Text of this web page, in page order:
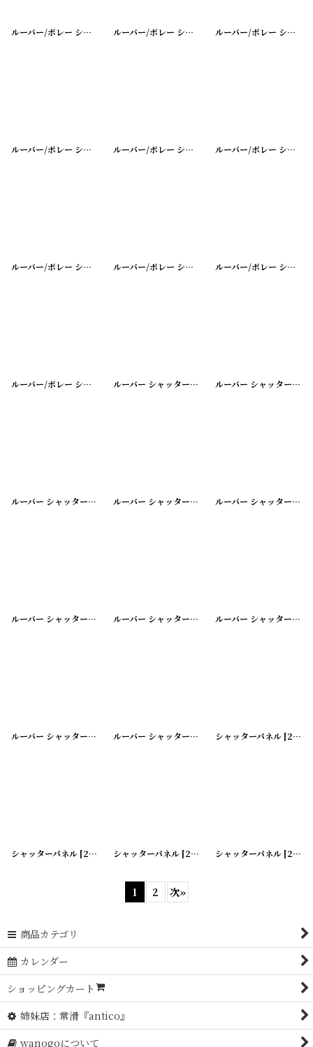
ルーバー/ボレー シャッター [20200401-2] ルーバー/ボレー シャッター [20200401-3] ルーバー/ボレー シャッター
ルーバー/ボレー シャッター [20200401-5] ルーバー/ボレー シャッター [20200401-6] ルーバー/ボレー シャッター
ルーバー/ボレー シャッター [20200401-8] ルーバー/ボレー シャッター [20200401-9] ルーバー/ボレー シャッター
ルーバー/ボレー シャッター [20200401-11] ルーバー シャッター
[20200331-10 ] ルーバー シャッター
[
ルーバー シャッター
[20200331-12 ] ルーバー シャッター
[20200331-13 ] ルーバー シャッター
[
ルーバー シャッター
[20200331-15 ] ルーバー シャッター
[20200331-16 ] ルーバー シャッター
[
ルーバー シャッター
[20200331-7] ルーバー シャッター
[20200331-8]
シャッターパネル [20200331-1
シャッターパネル [20200331-2 ]
シャッターパネル [20200331-3 ]
シャッターパネル [20200331-4
1 2 次»
商品カテゴリ
カレンダー
ショッピングカート
姉妹店：常滑『antico』
wanogoについて